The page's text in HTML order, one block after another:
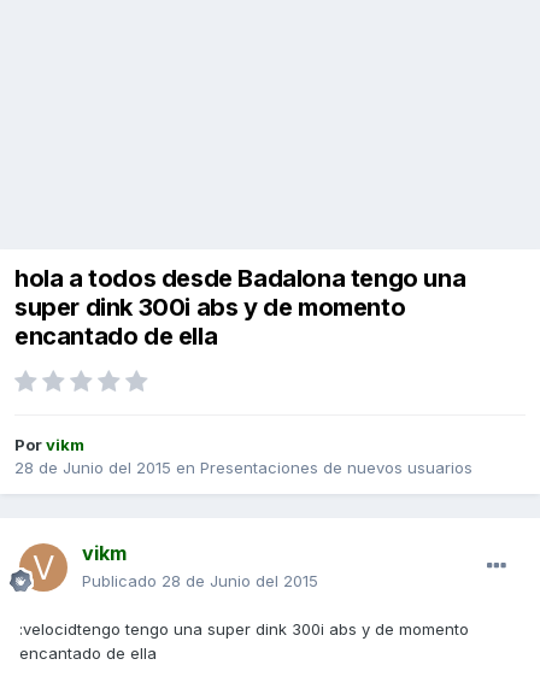
hola a todos desde Badalona tengo una
super dink 300i abs y de momento
encantado de ella
Porvikm
28 de Junio del 2015 en Presentaciones de nuevos usuarios
vikm
Publicado 28 de Junio del 2015
:velocidtengo tengo una super dink 300i abs y de momento
encantado de ella